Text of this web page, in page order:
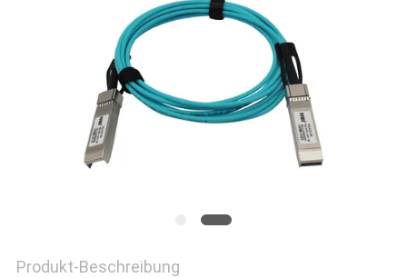
SITEMAP
DATENSCHUTZRICHTLINIE
Produkt-Beschreibung